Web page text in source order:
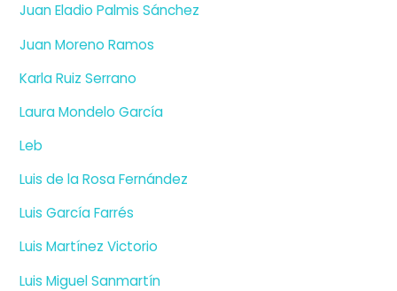
Juan Eladio Palmis Sánchez
Juan Moreno Ramos
Karla Ruiz Serrano
Laura Mondelo García
Leb
Luis de la Rosa Fernández
Luis García Farrés
Luis Martínez Victorio
Luis Miguel Sanmartín